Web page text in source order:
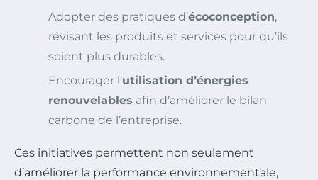
Adopter des pratiques d’écoconception,
révisant les produits et services pour qu’ils
soient plus durables.
Encourager l’utilisation d’énergies
renouvelables afin d’améliorer le bilan
carbone de l’entreprise.
Ces initiatives permettent non seulement
d’améliorer la performance environnementale,